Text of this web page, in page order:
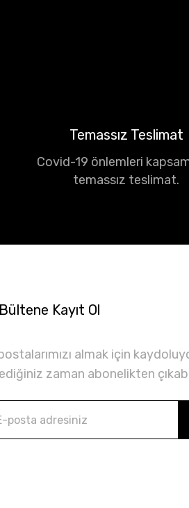
Temassız Teslimat
Covid-19 önlemleri
temassız teslimat.
Kayıt Ol
almak için
zaman abonelikten